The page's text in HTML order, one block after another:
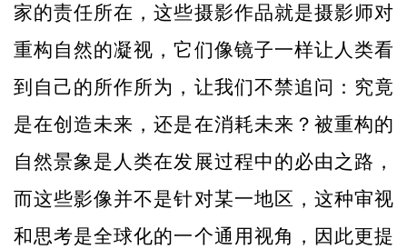
家的责任所在，这些摄影作品就是摄影师对
重构自然的凝视，它们像镜子一样让人类看
到自己的所作所为，让我们不禁追问：究竟
是在创造未来，还是在消耗未来？被重构的
自然景象是人类在发展过程中的必由之路，
而这些影像并不是针对某一地区，这种审视
和思考是全球化的一个通用视角，因此更提